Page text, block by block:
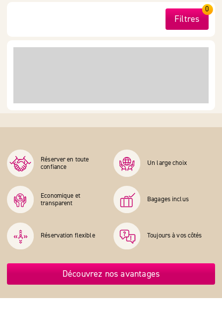
Filtres
0
Réserver en toute
confiance
Un large choix
Economique et
transparent
Bagages inclus
Réservation flexible Toujours à vos côtés
Découvrez nos avantages